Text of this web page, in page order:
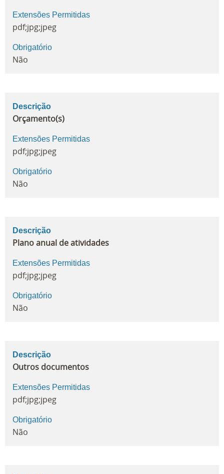
Extensões Permitidas
pdf;jpg;jpeg
Obrigatório
Não
Descrição
Orçamento(s)
Extensões Permitidas
pdf;jpg;jpeg
Obrigatório
Não
Descrição
Plano anual de atividades
Extensões Permitidas
pdf;jpg;jpeg
Obrigatório
Não
Descrição
Outros documentos
Extensões Permitidas
pdf;jpg;jpeg
Obrigatório
Não